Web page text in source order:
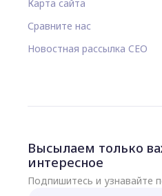
Карта сайта
Сравните нас
Новостная рассылка CEO
Высылаем только
интересное
Подпишитесь и узнавайте